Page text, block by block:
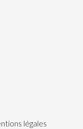
légales